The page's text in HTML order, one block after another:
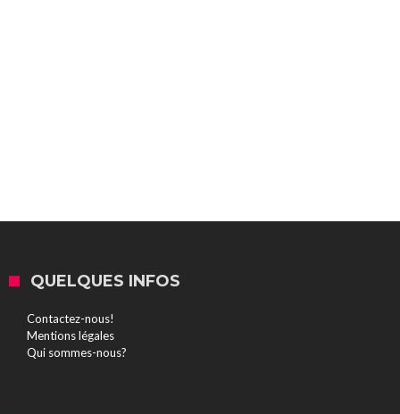
QUELQUES INFOS
Contactez-nous!
Mentions légales
Qui sommes-nous?